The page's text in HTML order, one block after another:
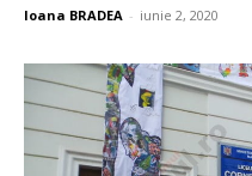
Ioana BRADEA - iunie 2, 2020